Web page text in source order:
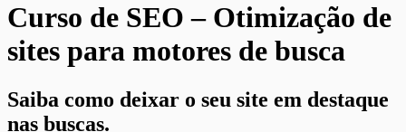
Curso de SEO – Otimização de
sites para motores de busca
Saiba como deixar o seu site em destaque
nas buscas.